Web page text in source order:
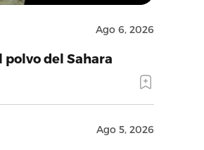
Ago 6, 2026
polvo del Sahara
Ago 5, 2026